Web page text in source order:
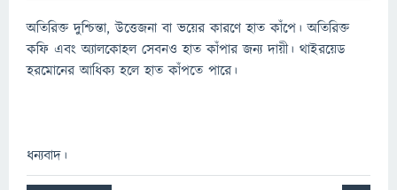
অতিরিক্ত দুশ্চিন্তা, উত্তেজনা বা ভয়ের কারণে হাত কাঁপে। অতিরিক্ত
কফি এবং অ্যালকোহল সেবনও হাত কাঁপার জন্য দায়ী। থাইরয়েড
হরমোনের আধিক্য হলে হাত কাঁপতে পারে।
ধন্যবাদ।